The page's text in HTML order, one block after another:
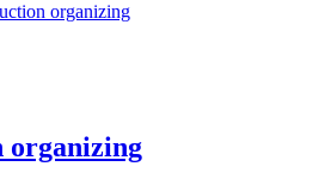
organizing
organizing